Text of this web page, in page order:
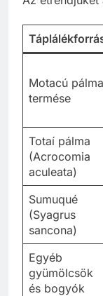
Motacú pálma
termése
Totaí pálma
(Acrocomia
aculeata)
Sumuqué
(Syagrus
sancona)
Egyéb
gyümölcsök
és bogyók